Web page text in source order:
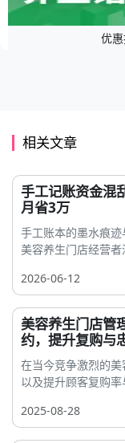
优
相关文章
手工记账资金混
月省3万
手工账本的墨水痕
美容养生门店经营
2026-06-12
美容养生门店管
约，提升复购与
在当今竞争激烈的
以及提升顾客复购
2025-08-28